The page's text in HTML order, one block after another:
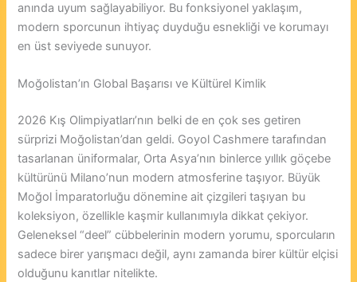
anında uyum sağlayabiliyor. Bu fonksiyonel yaklaşım,
modern sporcunun ihtiyaç duyduğu esnekliği ve korumayı
en üst seviyede sunuyor.
Moğolistan’ın Global Başarısı ve Kültürel Kimlik
2026 Kış Olimpiyatları’nın belki de en çok ses getiren
sürprizi Moğolistan’dan geldi. Goyol Cashmere tarafından
tasarlanan üniformalar, Orta Asya’nın binlerce yıllık göçebe
kültürünü Milano’nun modern atmosferine taşıyor. Büyük
Moğol İmparatorluğu dönemine ait çizgileri taşıyan bu
koleksiyon, özellikle kaşmir kullanımıyla dikkat çekiyor.
Geleneksel “deel” cübbelerinin modern yorumu, sporcuların
sadece birer yarışmacı değil, aynı zamanda birer kültür elçisi
olduğunu kanıtlar nitelikte.